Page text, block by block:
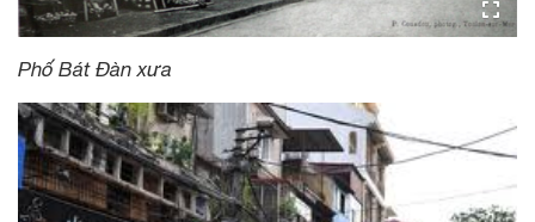
Phố Bát Đàn xưa